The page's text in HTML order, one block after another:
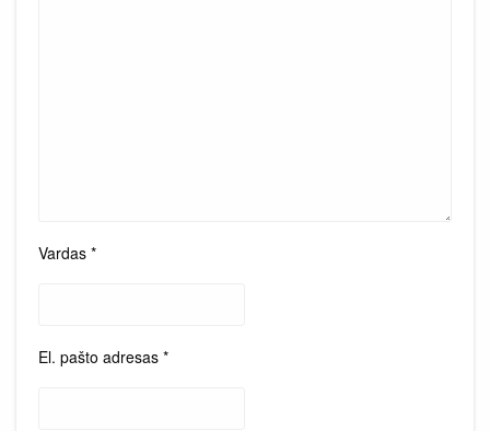
Vardas *
El. pašto adresas *